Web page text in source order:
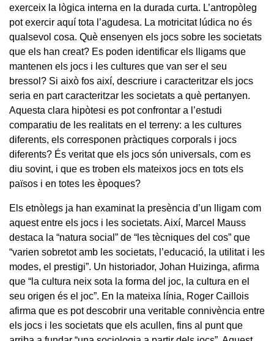
exerceix la lògica interna en la durada curta. L’antropòleg
pot exercir aquí tota l’agudesa. La motricitat lúdica no és
qualsevol cosa. Què ensenyen els jocs sobre les societats
que els han creat? Es poden identificar els lligams que
mantenen els jocs i les cultures que van ser el seu
bressol? Si això fos així, descriure i caracteritzar els jocs
seria en part caracteritzar les societats a què pertanyen.
Aquesta clara hipòtesi es pot confrontar a l’estudi
comparatiu de les realitats en el terreny: a les cultures
diferents, els corresponen pràctiques corporals i jocs
diferents? És veritat que els jocs són universals, com es
diu sovint, i que es troben els mateixos jocs en tots els
països i en totes les èpoques?
Els etnòlegs ja han examinat la presència d’un lligam com
aquest entre els jocs i les societats. Així, Marcel Mauss
destaca la “natura social” de “les tècniques del cos” que
“varien sobretot amb les societats, l’educació, la utilitat i les
modes, el prestigi”. Un historiador, Johan Huizinga, afirma
que “la cultura neix sota la forma del joc, la cultura en el
seu origen és el joc”. En la mateixa línia, Roger Caillois
afirma que es pot descobrir una veritable connivència entre
els jocs i les societats que els acullen, fins al punt que